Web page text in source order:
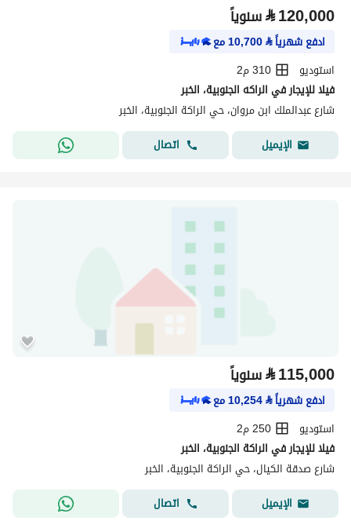
⃁120,000 سنوياً
ادفع شهرياً⃁
10,700مع
استوديو
310 م2
فيلا للإيجار في الراكه الجنوبية، الخبر
شارع عبدالملك ابن مروان، حي الراكة الجنوبية، الخبر
الإيميل
اتصال
⃁115,000 سنوياً
ادفع شهرياً⃁
10,254مع
استوديو
250 م2
فيلا للإيجار في الراكة الجنوبية، الخبر
شارع صدقة الكيال، حي الراكة الجنوبية، الخبر
الإيميل
اتصال